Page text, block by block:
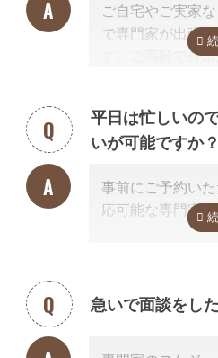
こく営業するよ
でご安心くださ
ご自宅やご実家
で専門家が出張
す。ご高齢で外
を使ったオンラ
す。（一部士業を
までご希望の方
い。
平日は忙しいの
いが可能ですか？
事前にご予約い
応可能な専門家の
急いで面談をし